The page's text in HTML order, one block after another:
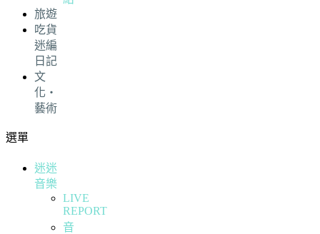
旅遊
吃貨
迷編
日記
文
化・
藝術
選單
迷迷
音樂
LIVE
REPORT
音